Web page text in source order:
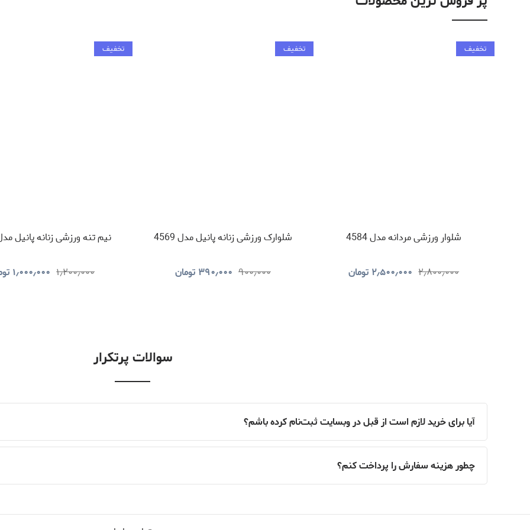
تخفیف
شلوار ورزشی مردانه مدل 4584
۲٫۸۰۰٫۰۰۰ ۲٫۵۰۰٫۰۰۰ تومان
تخفیف
شلوارک ورزشی زنانه پانیل مدل 4569
۹۰۰٫۰۰۰ ۳۹۰٫۰۰۰ تومان
تخفیف
نیم تنه ورزشی زنانه پانیل مدل
۱٫۲۰۰٫۰۰۰ ۱٫۰۰۰٫۰۰۰
سوالات پرتکرار
آیا برای خرید لازم است از قبل در وبسایت ثبت‌نام کرده باشم؟
چطور هزینه سفارش را پرداخت کنم؟